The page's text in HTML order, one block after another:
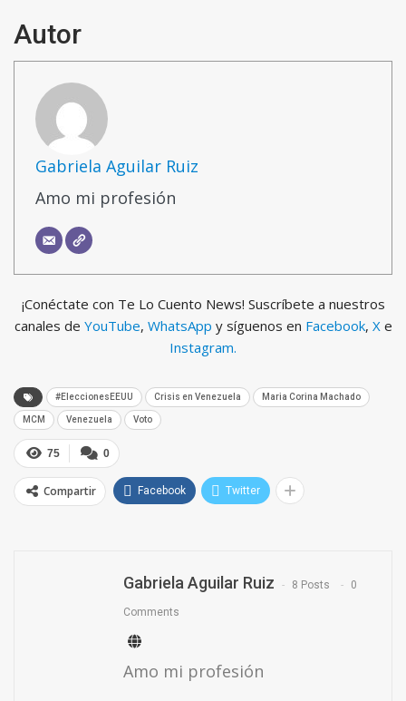
Autor
Gabriela Aguilar Ruiz
Amo mi profesión
¡Conéctate con Te Lo Cuento News! Suscríbete a nuestros
canales de YouTube, WhatsApp y síguenos en Facebook, X e
Instagram.
#EleccionesEEUU Crisis en Venezuela Maria Corina Machado
MCM Venezuela Voto
0
75
Compartir Facebook Twitter
Gabriela Aguilar Ruiz 8 Posts 0
Comments
Amo mi profesión